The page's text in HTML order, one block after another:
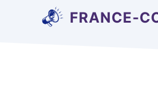
FRANCE-